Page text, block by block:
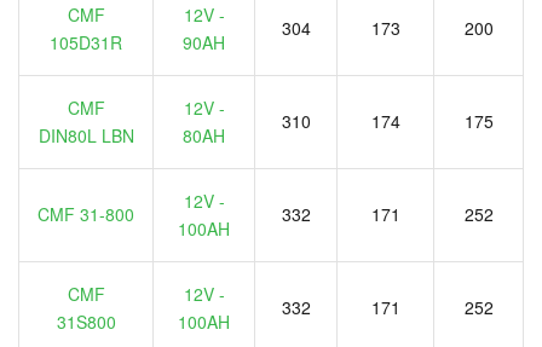
CMF
105D31R
12V -
90AH
304 173 200
CMF
DIN80L LBN
12V -
80AH
310 174 175
CMF 31-800
12V -
100AH
332 171 252
CMF
31S800
12V -
100AH
332 171 252